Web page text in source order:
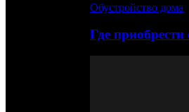
Обустройство дома
Где